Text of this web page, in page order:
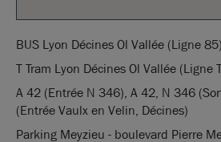
BUS Lyon Décines Ol Vallée (Ligne 85)
T Tram Lyon Décines Ol Vallée (Ligne
A 42 (Entrée N 346), A 42, N 346
(Entrée Vaulx en Velin, Décines)
Parking Meyzieu - boulevard Pierre